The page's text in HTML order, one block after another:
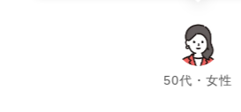
50代・女性
chevron_left chevron_right